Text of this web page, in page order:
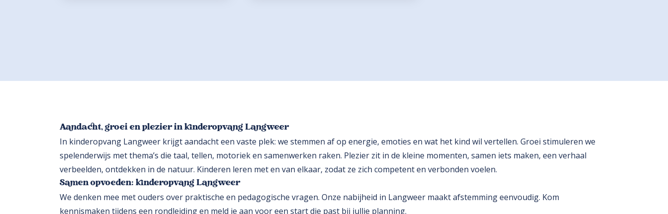
Aandacht, groei en plezier in kinderopvang Langweer
In kinderopvang Langweer krijgt aandacht een vaste plek: we stemmen af op energie, emoties en wat het kind wil vertellen. Groei stimuleren we
spelenderwijs met thema’s die taal, tellen, motoriek en samenwerken raken. Plezier zit in de kleine momenten, samen iets maken, een verhaal
verbeelden, ontdekken in de natuur. Kinderen leren met en van elkaar, zodat ze zich competent en verbonden voelen.
Samen opvoeden: kinderopvang Langweer
We denken mee met ouders over praktische en pedagogische vragen. Onze nabijheid in Langweer maakt afstemming eenvoudig. Kom
kennismaken tijdens een rondleiding en meld je aan voor een start die past bij jullie planning.